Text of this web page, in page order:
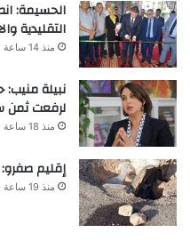
الحسيمة:
التقليدية
منذ 14 ساعة
نبيلة
لرفعت ثمن
منذ 18 ساعة
إقليم
منذ 19 ساعة